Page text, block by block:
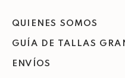
QUIENES SOMOS
GUÍA DE TALLAS
ENVÍOS